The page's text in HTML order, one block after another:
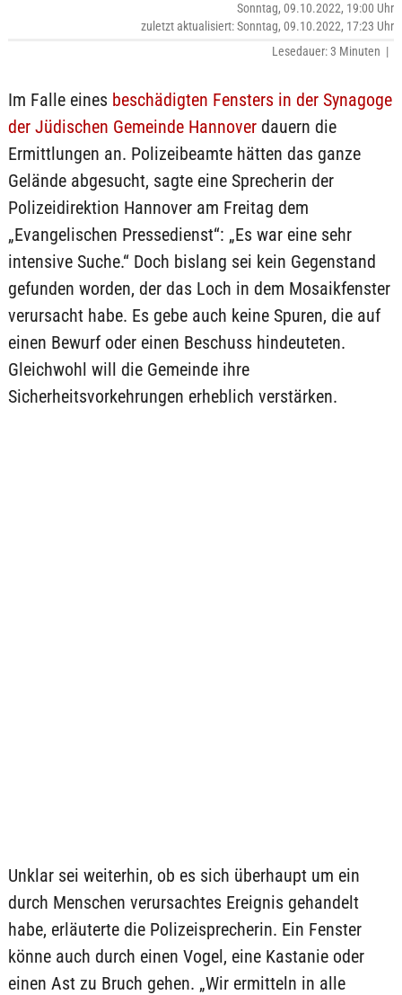
Sonntag, 09.10.2022, 19:00 Uhr
zuletzt aktualisiert: Sonntag, 09.10.2022, 17:23 Uhr
Lesedauer: 3 Minuten |
Im Falle eines beschädigten Fensters in der Synagoge
der Jüdischen Gemeinde Hannoverdauern die
Ermittlungen an. Polizeibeamte hätten das ganze
Gelände abgesucht, sagte eine Sprecherin der
Polizeidirektion Hannover am Freitag dem
„Evangelischen Pressedienst“: „Es war eine sehr
intensive Suche.“ Doch bislang sei kein Gegenstand
gefunden worden, der das Loch in dem Mosaikfenster
verursacht habe. Es gebe auch keine Spuren, die auf
einen Bewurf oder einen Beschuss hindeuteten.
Gleichwohl will die Gemeinde ihre
Sicherheitsvorkehrungen erheblich verstärken.
Unklar sei weiterhin, ob es sich überhaupt um ein
durch Menschen verursachtes Ereignis gehandelt
habe, erläuterte die Polizeisprecherin. Ein Fenster
könne auch durch einen Vogel, eine Kastanie oder
einen Ast zu Bruch gehen. „Wir ermitteln in alle